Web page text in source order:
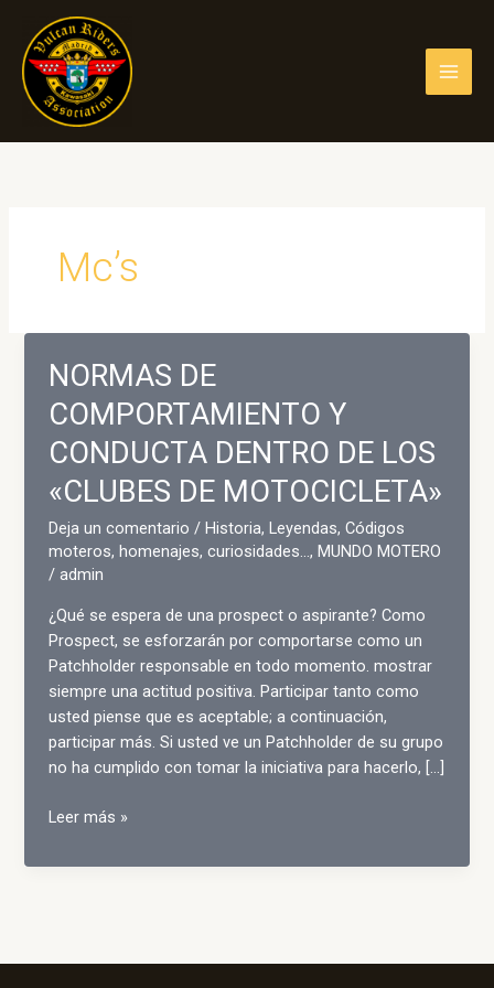
contenido
Mc’s
NORMAS DE
COMPORTAMIENTO Y
CONDUCTA DENTRO DE LOS
«CLUBES DE MOTOCICLETA»
Deja un comentario / Historia, Leyendas, Códigos
moteros, homenajes, curiosidades..., MUNDO MOTERO
/admin
¿Qué se espera de una prospect o aspirante? Como
Prospect, se esforzarán por comportarse como un
Patchholder responsable en todo momento. mostrar
siempre una actitud positiva. Participar tanto como
usted piense que es aceptable; a continuación,
participar más. Si usted ve un Patchholder de su grupo
no ha cumplido con tomar la iniciativa para hacerlo, […]
NORMAS
COMPORTAMIENTO
DE
Leer más »